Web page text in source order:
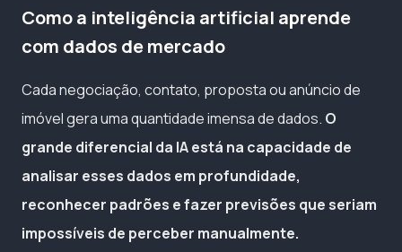
Como a inteligência artificial aprende
com dados de mercado
Cada negociação, contato, proposta ou anúncio de
imóvel gera uma quantidade imensa de dados. O
grande diferencial da IA está na capacidade de
analisar esses dados em profundidade,
reconhecer padrões e fazer previsões que seriam
impossíveis de perceber manualmente.